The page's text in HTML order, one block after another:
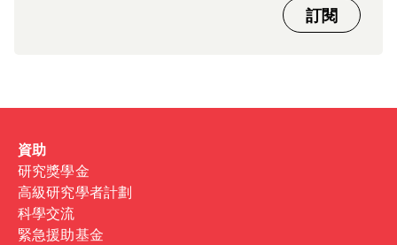
訂閱
資助
研究獎學金
高級研究學者計劃
科學交流
緊急援助基金